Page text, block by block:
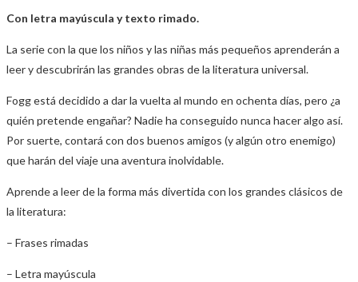
Con letra mayúscula y texto rimado.
La serie con la que los niños y las niñas más pequeños aprenderán a
leer y descubrirán las grandes obras de la literatura universal.
Fogg está decidido a dar la vuelta al mundo en ochenta días, pero ¿a
quién pretende engañar? Nadie ha conseguido nunca hacer algo así.
Por suerte, contará con dos buenos amigos (y algún otro enemigo)
que harán del viaje una aventura inolvidable.
Aprende a leer de la forma más divertida con los grandes clásicos de
la literatura:
– Frases rimadas
– Letra mayúscula